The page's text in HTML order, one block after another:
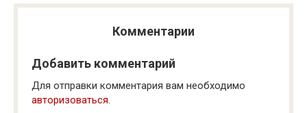
Комментарии
Добавить комментарий
Для отправки комментария вам необходимо
авторизоваться.